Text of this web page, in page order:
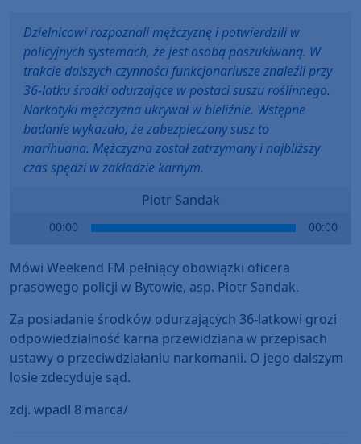
Dzielnicowi rozpoznali mężczyznę i potwierdzili w
policyjnych systemach, że jest osobą poszukiwaną. W
trakcie dalszych czynności funkcjonariusze znaleźli przy
36-latku środki odurzające w postaci suszu roślinnego.
Narkotyki mężczyzna ukrywał w bieliźnie. Wstępne
badanie wykazało, że zabezpieczony susz to
marihuana. Mężczyzna został zatrzymany i najbliższy
czas spędzi w zakładzie karnym.
Piotr Sandak
00:00 00:00
Mówi Weekend FM pełniący obowiązki oficera
prasowego policji w Bytowie, asp. Piotr Sandak.
Za posiadanie środków odurzających 36-latkowi grozi
odpowiedzialność karna przewidziana w przepisach
ustawy o przeciwdziałaniu narkomanii. O jego dalszym
losie zdecyduje sąd.
zdj. wpadl 8 marca/